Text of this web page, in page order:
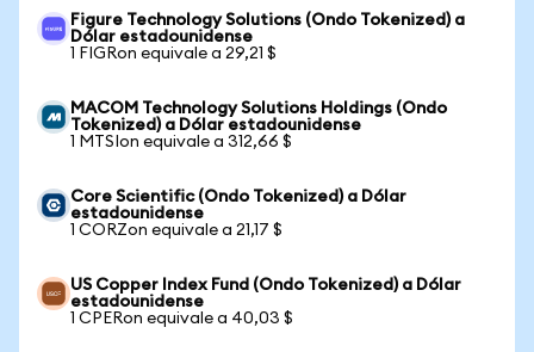
Figure Technology Solutions (Ondo Tokenized) a
Dólar estadounidense
1 FIGRon equivale a 29,21 $
MACOM Technology Solutions Holdings (Ondo
Tokenized) a Dólar estadounidense
1 MTSIon equivale a 312,66 $
Core Scientific (Ondo Tokenized) a Dólar
estadounidense
1 CORZon equivale a 21,17 $
US Copper Index Fund (Ondo Tokenized) a Dólar
estadounidense
1 CPERon equivale a 40,03 $